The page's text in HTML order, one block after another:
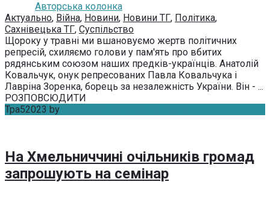
Авторська колонка
Актуально, Війна, Новини, Новини ТГ, Політика,
Сахнівецька ТГ, Суспільство
Щороку у травні ми вшановуємо жертв політичних
репресій, схиляємо голови у пам'ять про вбитих
рядянським союзом наших предків-українців. Анатолій
Ковальчук, онук репресованих Павла Ковальчука і
Лавріна Зоренка, борець за незалежність України. Він - ...
РОЗПОВСЮДИТИ
Тра52023 by
На Хмельниччині очільників громад
запрошують на семінар